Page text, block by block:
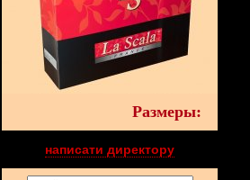
Размеры:
написати директору